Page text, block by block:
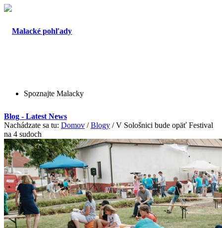
Spoznajte Malacky
O Malackách
Blog - Latest News
Nachádzate sa tu: Domov / Blogy / V Sološnici bude opäť Festival
na 4 sudoch